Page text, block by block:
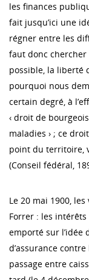
les finances
fait jusqu’ici une
régner entre les
faut donc chercher
possible, la liberté
pourquoi nous
certain degré, à
‹ droit de
maladies › ; ce
point du territoire,
(Conseil fédéral,
Le 20 mai 1900,
Forrer : les
emporté sur l’idée
d’assurance
passage entre